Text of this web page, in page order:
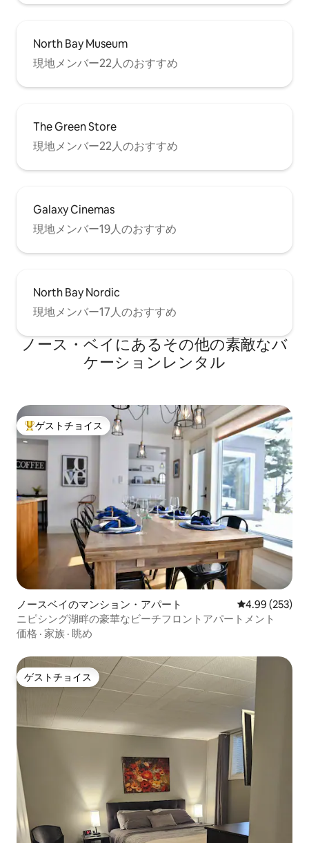
North Bay Museum
現地メンバー22人のおすすめ
The Green Store
現地メンバー22人のおすすめ
Galaxy Cinemas
現地メンバー19人のおすすめ
North Bay Nordic
現地メンバー17人のおすすめ
ノース・ベイにあるその他の素敵なバ
ケーションレンタル
大好評のゲストチョイスです。
ゲストチョイス
ノースベイのマンション・アパート レビュー253
4.99 (253)
ニピシング湖畔の豪華なビーチフロントアパートメント
価格 · 家族 · 眺め
ゲストチョイス
ゲストチョイス